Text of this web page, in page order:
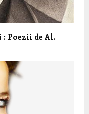
: Poezii de Al.